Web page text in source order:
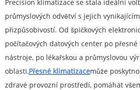
Precision klimatizace se stala ideální
průmyslových odvětví s jejich
přizpůsobivostí. Od špičkových
počítačových datových center po přesné
nástroje, po lékařskou a průmyslovou
oblasti,Přesné klimatizacemůže
zdravé provozní prostředí, pomáhat